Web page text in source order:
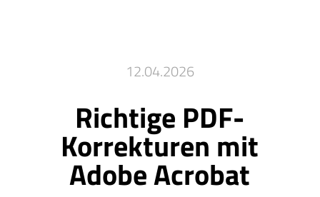
12.04.2026
Richtige PDF-
Korrekturen mit
Adobe Acrobat